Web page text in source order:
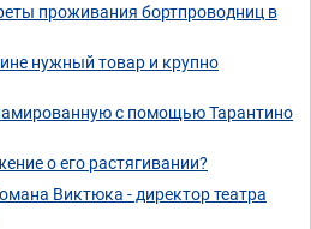
проживания бортпроводниц в
нужный товар и крупно
с помощью Тарантино
о его растягивании?
Виктюка - директор театра